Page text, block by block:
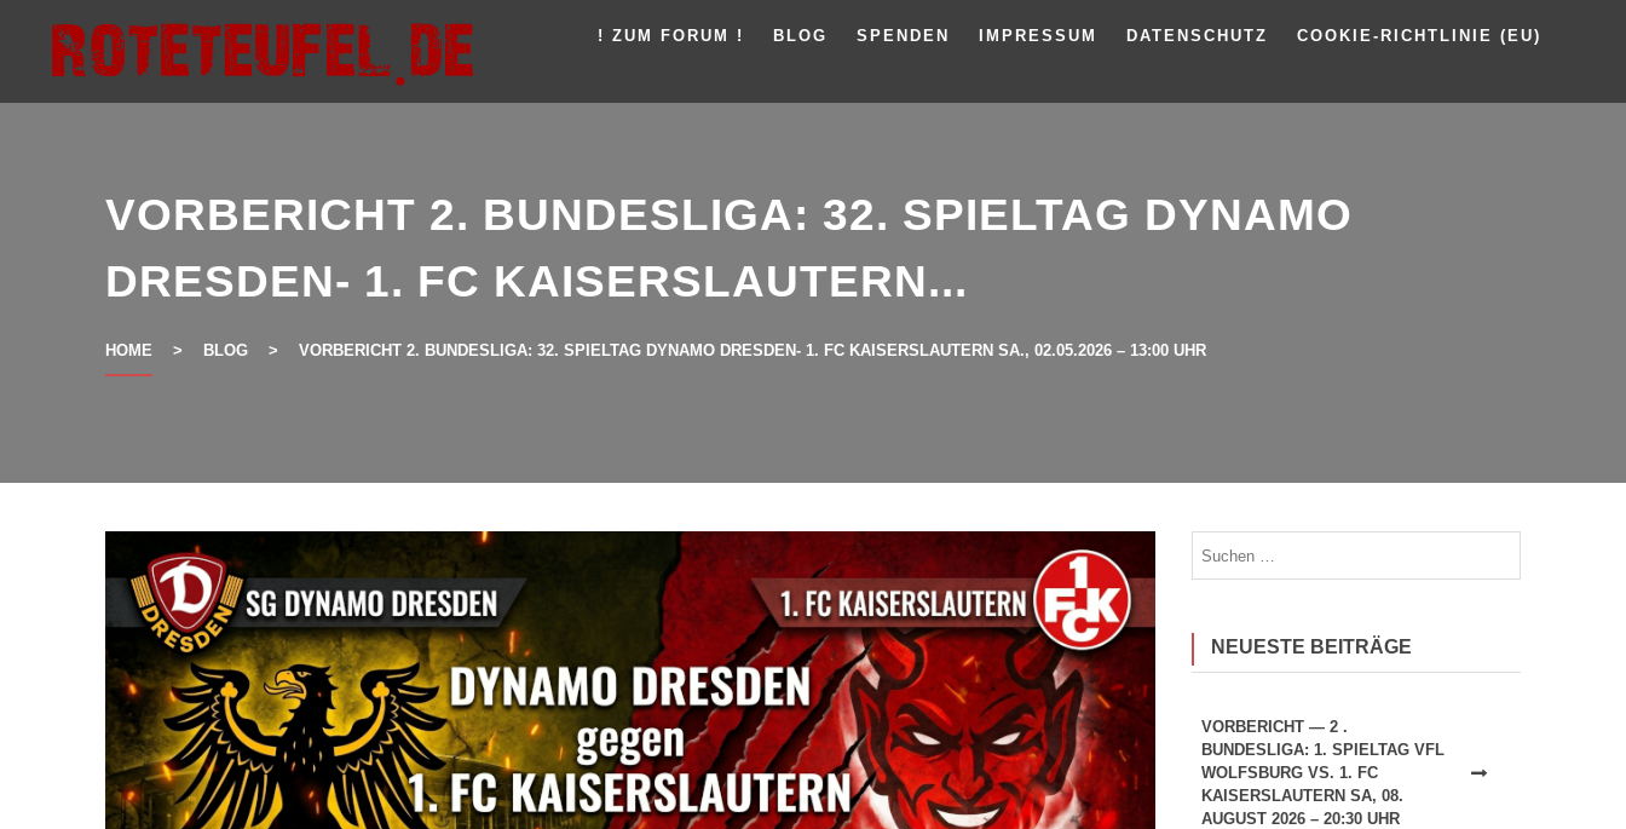
! ZUM FORUM ! BLOG SPENDEN IMPRESSUM DATENSCHUTZ COOKIE-RICHTLINIE (EU)
VORBERICHT 2. BUNDESLIGA: 32. SPIELTAG DYNAMO
DRESDEN- 1. FC KAISERSLAUTERN...
HOME > BLOG > VORBERICHT 2. BUNDESLIGA: 32. SPIELTAG DYNAMO DRESDEN- 1. FC KAISERSLAUTERN SA., 02.05.2026 – 13:00 UHR
NEUESTE BEITRÄGE
VORBERICHT — 2 .
BUNDESLIGA: 1. SPIELTAG VFL
WOLFSBURG VS. 1. FC
KAISERSLAUTERN SA, 08.
AUGUST 2026 – 20:30 UHR